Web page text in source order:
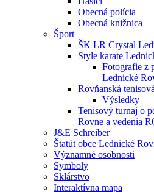
Obecná polícia
Obecná knižnica
Šport
ŠK LR Crystal
Style karate
Fotografie z
Lednické
Rovňanská
Výsledky
Tenisový turnaj o
Rovne a vedenia
J&E Schreiber
Štatút obce Lednické
Významné osobnosti
Symboly
Sklárstvo
Interaktívna mapa